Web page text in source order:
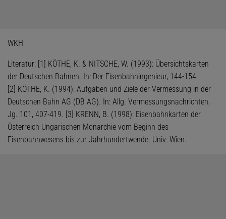
WKH
Literatur: [1] KÖTHE, K. & NITSCHE, W. (1993): Übersichtskarten
der Deutschen Bahnen. In: Der Eisenbahningenieur, 144-154.
[2] KÖTHE, K. (1994): Aufgaben und Ziele der Vermessung in der
Deutschen Bahn AG (DB AG). In: Allg. Vermessungsnachrichten,
Jg. 101, 407-419. [3] KRENN, B. (1998): Eisenbahnkarten der
Österreich-Ungarischen Monarchie vom Beginn des
Eisenbahnwesens bis zur Jahrhundertwende. Univ. Wien.